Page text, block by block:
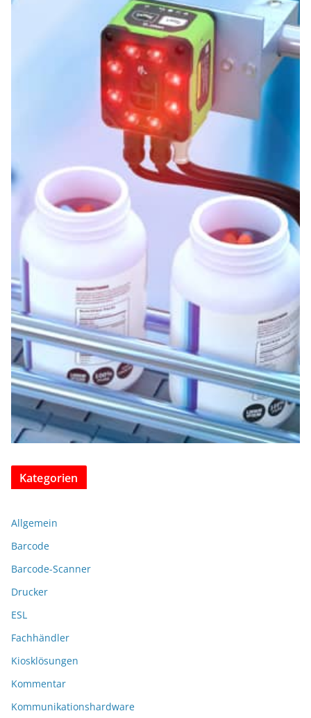
Kategorien
Allgemein
Barcode
Barcode-Scanner
Drucker
ESL
Fachhändler
Kiosklösungen
Kommentar
Kommunikationshardware